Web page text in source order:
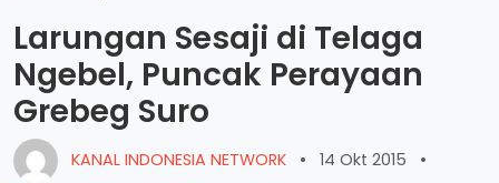
Larungan Sesaji di Telaga
Ngebel, Puncak Perayaan
Grebeg Suro
KANAL INDONESIA NETWORK • 14 Okt 2015
•